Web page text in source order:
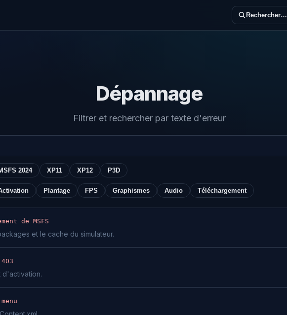
Rechercher…
Dépannage
Filtrer et rechercher par texte d'erreur
2024 XP11 XP12 P3D
Plantage FPS Graphismes Audio Téléchargement
de MSFS
et le cache du simulateur.
d'activation.